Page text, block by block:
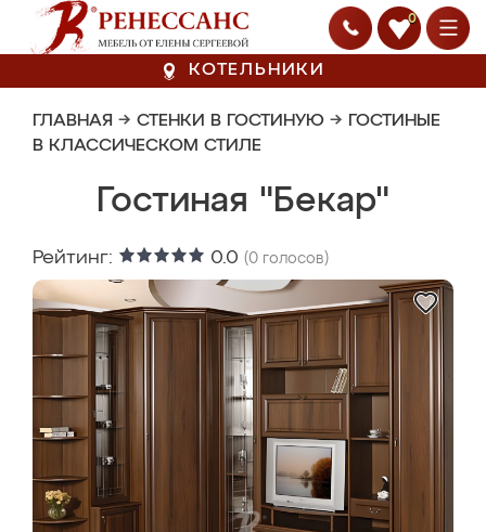
0
КОТЕЛЬНИКИ
ГЛАВНАЯ → СТЕНКИ В ГОСТИНУЮ → ГОСТИНЫЕ
В КЛАССИЧЕСКОМ СТИЛЕ
Гостиная "Бекар"
Рейтинг: 0.0 (0 голосов)